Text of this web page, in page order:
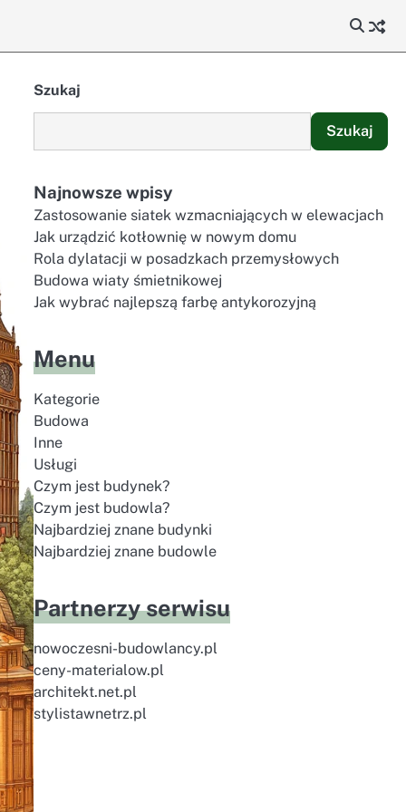
Szukaj
Szukaj
Najnowsze wpisy
Zastosowanie siatek wzmacniających w elewacjach
Jak urządzić kotłownię w nowym domu
Rola dylatacji w posadzkach przemysłowych
Budowa wiaty śmietnikowej
Jak wybrać najlepszą farbę antykorozyjną
Menu
Kategorie
Budowa
Inne
Usługi
Czym jest budynek?
Czym jest budowla?
Najbardziej znane budynki
Najbardziej znane budowle
Partnerzy serwisu
nowoczesni-budowlancy.pl
ceny-materialow.pl
architekt.net.pl
stylistawnetrz.pl